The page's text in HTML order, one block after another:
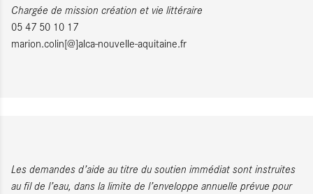
Chargée de mission création et vie littéraire
05 47 50 10 17
marion.colin[@]alca-nouvelle-aquitaine.fr
Les demandes d’aide au titre du soutien immédiat sont instruites
au fil de l’eau, dans la limite de l’enveloppe annuelle prévue pour